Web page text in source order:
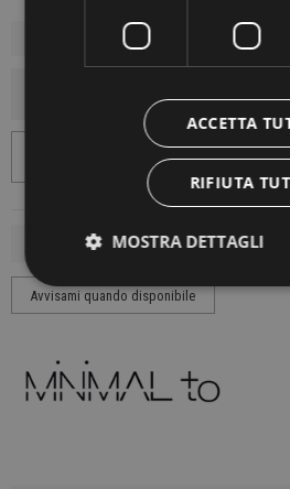
ACCETTA
RIFIUTA
MOSTRA DETTAGLI